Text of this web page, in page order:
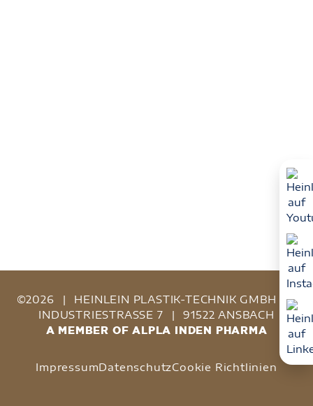
©2026 | HEINLEIN PLASTIK-TECHNIK GMBH
|
INDUSTRIESTRASSE 7
| 91522 ANSBACH
A MEMBER OF ALPLA INDEN PHARMA
ImpressumDatenschutzCookie Richtlinien